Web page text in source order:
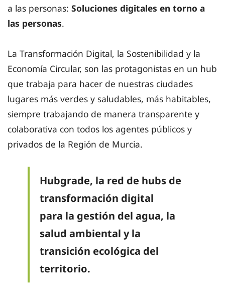
a las personas: Soluciones digitales en torno a
las personas.
La Transformación Digital, la Sostenibilidad y la
Economía Circular, son las protagonistas en un hub
que trabaja para hacer de nuestras ciudades
lugares más verdes y saludables, más habitables,
siempre trabajando de manera transparente y
colaborativa con todos los agentes públicos y
privados de la Región de Murcia.
Hubgrade, la red de hubs de
transformación digital
para la gestión del agua, la
salud ambiental y la
transición ecológica del
territorio.